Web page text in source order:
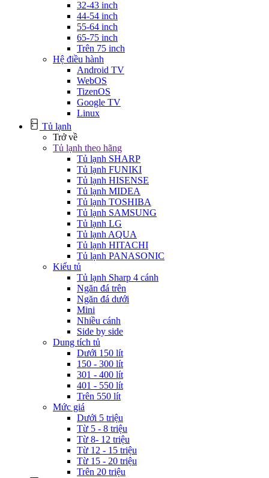
32-43 inch
44-54 inch
55-64 inch
65-75 inch
Trên 75 inch
Hệ điều hành
Android TV
WebOS
TizenOS
Google TV
Linux
Tủ lạnh
Trở về
Tủ lạnh theo hãng
Tủ lạnh SHARP
Tủ lạnh FUNIKI
Tủ lạnh HISENSE
Tủ lạnh MIDEA
Tủ lạnh TOSHIBA
Tủ lạnh SAMSUNG
Tủ lạnh LG
Tủ lạnh AQUA
Tủ lạnh HITACHI
Tủ lạnh PANASONIC
Kiểu tủ
Tủ lạnh Sharp 4 cánh
Ngăn đá trên
Ngăn đá dưới
Mini
Nhiều cánh
Side by side
Dung tích tủ
Dưới 150 lít
150 - 300 lít
301 - 400 lít
401 - 550 lít
Trên 550 lít
Mức giá
Dưới 5 triệu
Từ 5 - 8 triệu
Từ 8- 12 triệu
Từ 12 - 15 triệu
Từ 15 - 20 triệu
Trên 20 triệu